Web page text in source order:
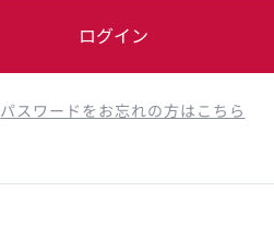
ログイン
パスワードをお忘れの方はこちら